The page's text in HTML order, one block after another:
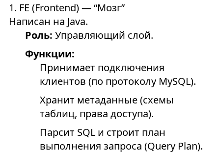
1. FE (Frontend) — “Мозг”
Написан на Java.
Роль: Управляющий слой.
Функции:
Принимает подключения
клиентов (по протоколу MySQL).
Хранит метаданные (схемы
таблиц, права доступа).
Парсит SQL и строит план
выполнения запроса (Query Plan).